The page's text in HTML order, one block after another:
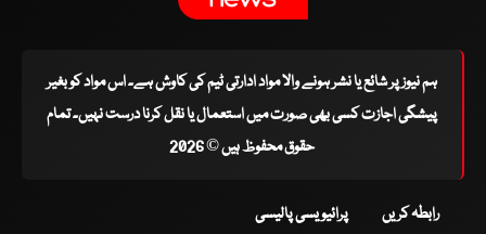
ہم نیوز پر شائع یا نشر ہونے والا مواد ادارتی ٹیم کی کاوش ہے۔ اس مواد کو بغیر
پیشگی اجازت کسی بھی صورت میں استعمال یا نقل کرنا درست نہیں۔ تمام
حقوق محفوظ ہیں © 2026
رابطہ کریں پرائیویسی پالیسی